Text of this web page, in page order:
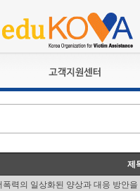
공지사항
규정ㆍ양식
제
폭력의 일상화된 양상과 대응 방안